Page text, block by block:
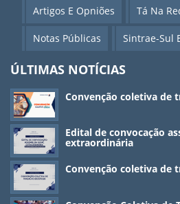
Artigos E Opniões Tá Na
Notas Públicas Sintrae-Sul
ÚLTIMAS NOTÍCIAS
Convenção coletiva de
Edital de convocação
extraordinária
Convenção coletiva de